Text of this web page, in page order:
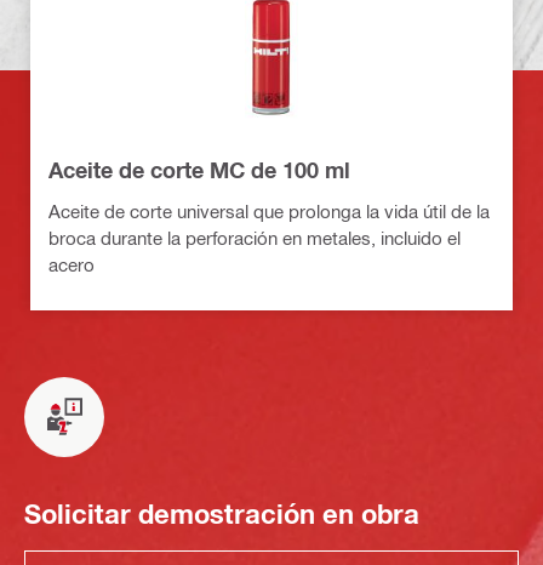
Aceite de corte MC de 100 ml
Aceite de corte universal que prolonga la vida útil de la
broca durante la perforación en metales, incluido el
acero
Solicitar demostración en obra